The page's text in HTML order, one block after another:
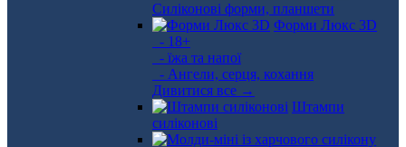
Силіконові форми, планшети
Форми Люкс 3D
- 18+
- їжа та напої
- Ангели, серця, кохання
Дивитися все →
Штампи
силіконові